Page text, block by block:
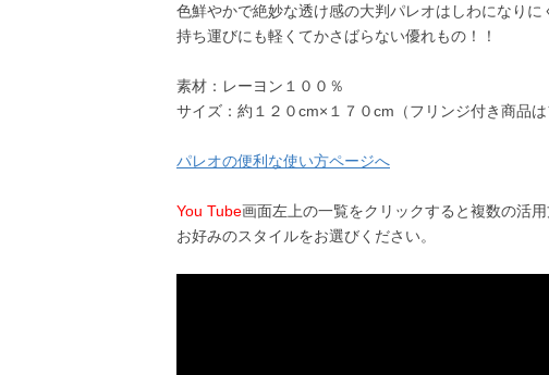
色鮮やかで絶妙な透け感の大判パレオはしわになりに
持ち運びにも軽くてかさばらない優れもの！！
素材：レーヨン１００％
サイズ：約１２０cm×１７０cm（フリンジ付き商品は
パレオの便利な使い方ページへ
You Tube画面左上の一覧をクリックすると複数の活用
お好みのスタイルをお選びください。